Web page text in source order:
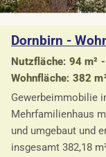
Dornbirn -
Nutzfläche: 94 m²
Wohnfläche: 382
Gewerbeimmobilie
Mehrfamilienhaus
und umgebaut und
insgesamt 382,18